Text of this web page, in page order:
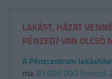
LAKÁST, HÁZAT
PÉNZED? VAN OLCSÓ
A Pénzcentrum
ma 30 000 000 forintot